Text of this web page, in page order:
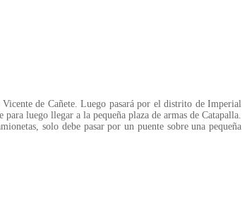
de Cañete. Luego pasará por el distrito de Imperial
luego llegar a la pequeña plaza de armas de Catapalla.
solo debe pasar por un puente sobre una pequeña